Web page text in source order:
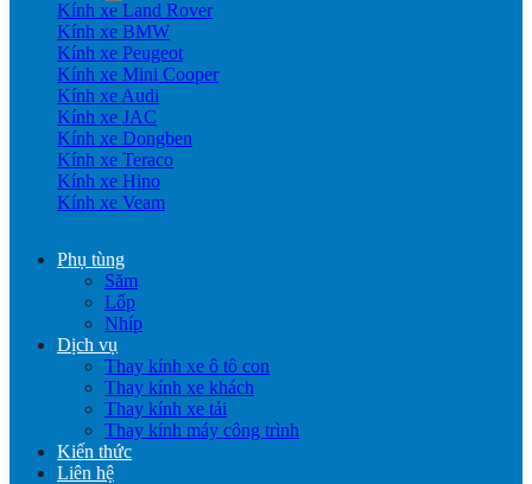
Kính xe Land Rover
Kính xe BMW
Kính xe Peugeot
Kính xe Mini Cooper
Kính xe Audi
Kính xe JAC
Kính xe Dongben
Kính xe Teraco
Kính xe Hino
Kính xe Veam
Phụ tùng
Săm
Lốp
Nhíp
Dịch vụ
Thay kính xe ô tô con
Thay kính xe khách
Thay kính xe tải
Thay kính máy công trình
Kiến thức
Liên hệ